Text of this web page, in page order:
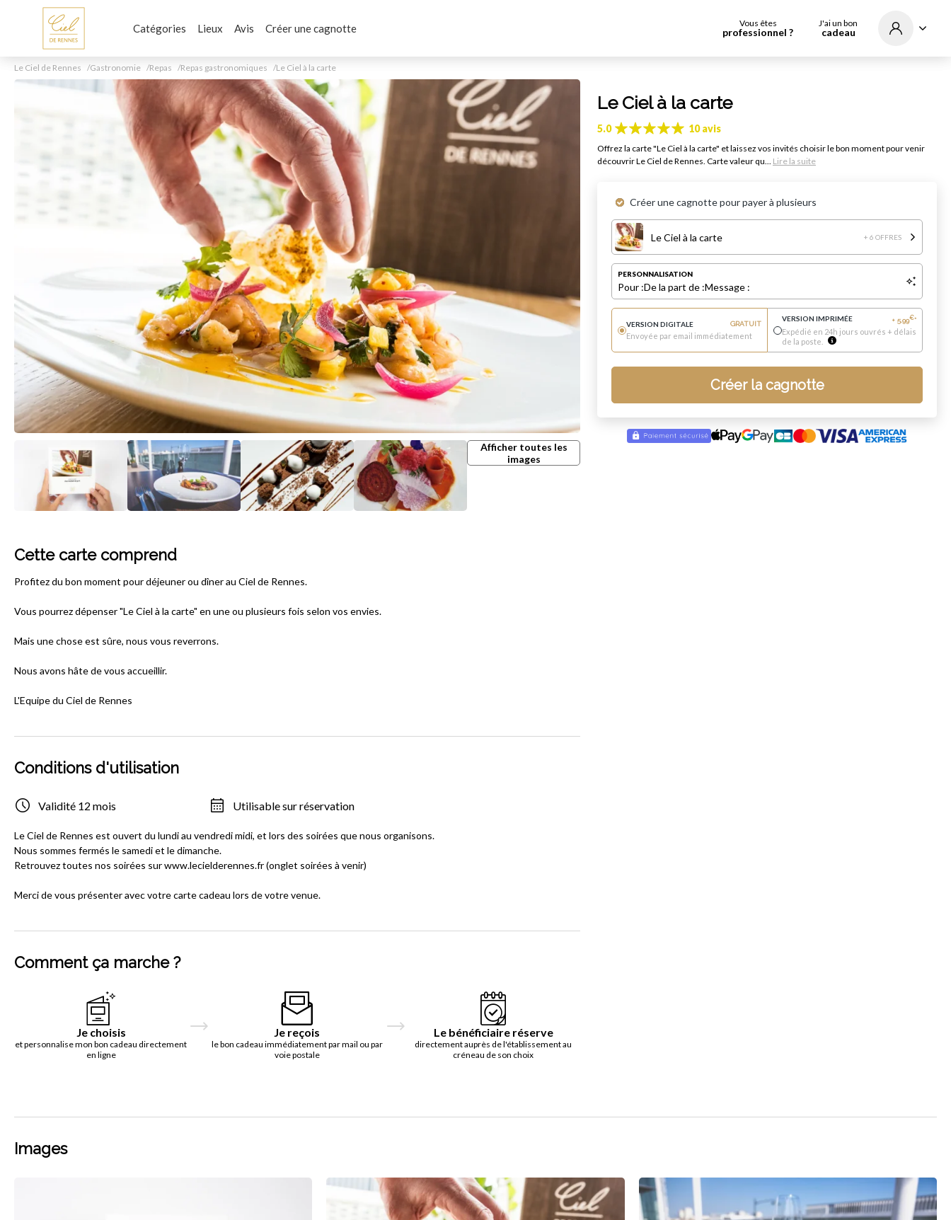
Catégories Lieux Avis Créer une cagnotte Vous êtes
professionnel ?
J'ai un bon
cadeau
Le Ciel de Rennes Gastronomie Repas Repas gastronomiques Le Ciel à la carte
Afficher toutes les
images
Le Ciel à la carte
5.0 10 avis
Offrez la carte "Le Ciel à la carte" et laissez vos invités choisir le bon moment pour venir
découvrir Le Ciel de Rennes. Carte valeur qu... Lire la suite
Créer une cagnotte pour payer à plusieurs
Le Ciel à la carte + 6 OFFRES
PERSONNALISATION
Pour :De la part de :Message :
VERSION DIGITALE GRATUIT
Envoyée par email immédiatement
VERSION IMPRIMÉE + 5.99€*
Expédié en 24h jours ouvrés + délais
de la poste.
Créer la cagnotte
Cette carte comprend
Profitez du bon moment pour déjeuner ou dîner au Ciel de Rennes.
Vous pourrez dépenser "Le Ciel à la carte" en une ou plusieurs fois selon vos envies.
Mais une chose est sûre, nous vous reverrons.
Nous avons hâte de vous accueillir.
L'Equipe du Ciel de Rennes
Conditions d'utilisation
Validité 12 mois Utilisable sur réservation
Le Ciel de Rennes est ouvert du lundi au vendredi midi, et lors des soirées que nous organisons.
Nous sommes fermés le samedi et le dimanche.
Retrouvez toutes nos soirées sur www.lecielderennes.fr (onglet soirées à venir)
Merci de vous présenter avec votre carte cadeau lors de votre venue.
Comment ça marche ?
Je choisis
et personnalise mon bon cadeau directement
en ligne
Je reçois
le bon cadeau immédiatement par mail ou par
voie postale
Le bénéficiaire réserve
directement auprès de l'établissement au
créneau de son choix
Images